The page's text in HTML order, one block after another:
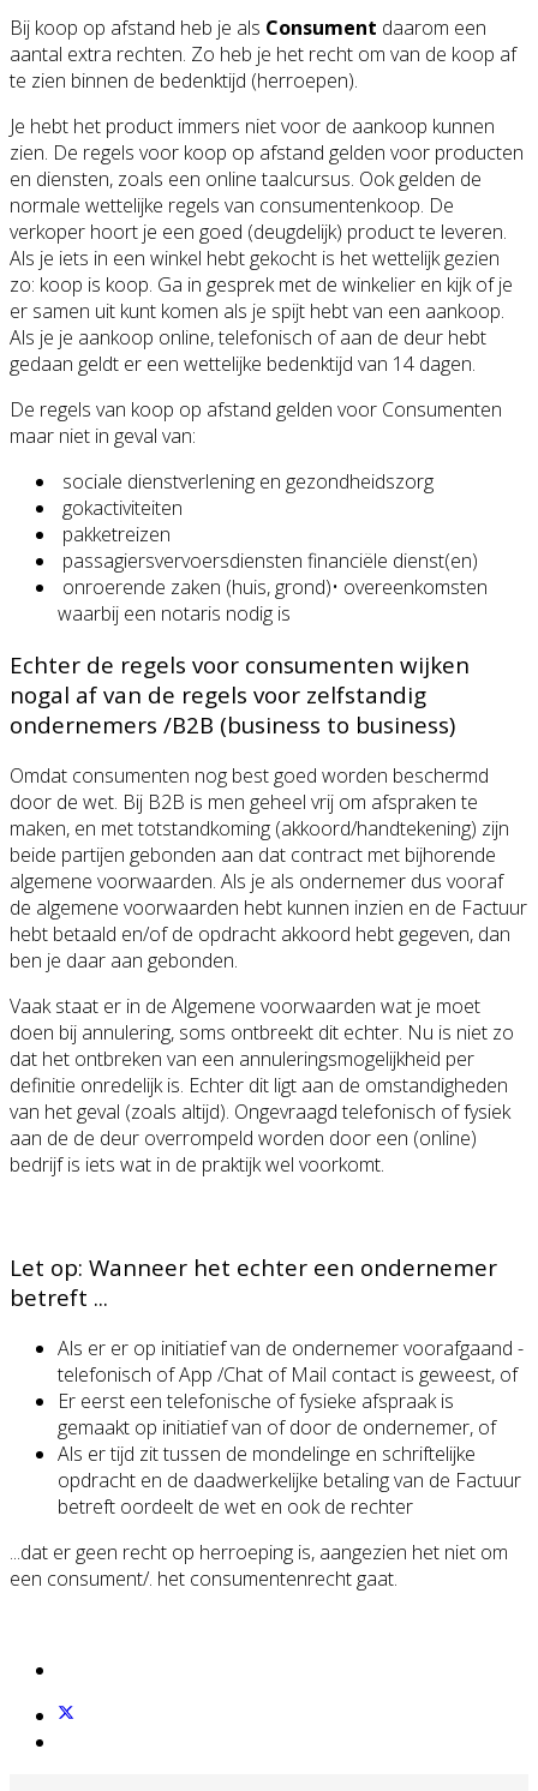
Bij koop op afstand heb je als Consument daarom een
aantal extra rechten. Zo heb je het recht om van de koop af
te zien binnen de bedenktijd (herroepen).
Je hebt het product immers niet voor de aankoop kunnen
zien. De regels voor koop op afstand gelden voor producten
en diensten, zoals een online taalcursus. Ook gelden de
normale wettelijke regels van consumentenkoop. De
verkoper hoort je een goed (deugdelijk) product te leveren.
Als je iets in een winkel hebt gekocht is het wettelijk gezien
zo: koop is koop. Ga in gesprek met de winkelier en kijk of je
er samen uit kunt komen als je spijt hebt van een aankoop.
Als je je aankoop online, telefonisch of aan de deur hebt
gedaan geldt er een wettelijke bedenktijd van 14 dagen.
De regels van koop op afstand gelden voor Consumenten
maar niet in geval van:
sociale dienstverlening en gezondheidszorg
gokactiviteiten
pakketreizen
passagiersvervoersdiensten financiële dienst(en)
onroerende zaken (huis, grond)• overeenkomsten
waarbij een notaris nodig is
Echter de regels voor consumenten wijken
nogal af van de regels voor zelfstandig
ondernemers /B2B (business to business)
Omdat consumenten nog best goed worden beschermd
door de wet. Bij B2B is men geheel vrij om afspraken te
maken, en met totstandkoming (akkoord/handtekening) zijn
beide partijen gebonden aan dat contract met bijhorende
algemene voorwaarden. Als je als ondernemer dus vooraf
de algemene voorwaarden hebt kunnen inzien en de Factuur
hebt betaald en/of de opdracht akkoord hebt gegeven, dan
ben je daar aan gebonden.
Vaak staat er in de Algemene voorwaarden wat je moet
doen bij annulering, soms ontbreekt dit echter. Nu is niet zo
dat het ontbreken van een annuleringsmogelijkheid per
definitie onredelijk is. Echter dit ligt aan de omstandigheden
van het geval (zoals altijd). Ongevraagd telefonisch of fysiek
aan de de deur overrompeld worden door een (online)
bedrijf is iets wat in de praktijk wel voorkomt.
Let op: Wanneer het echter een ondernemer
betreft ...
Als er er op initiatief van de ondernemer voorafgaand -
telefonisch of App /Chat of Mail contact is geweest, of
Er eerst een telefonische of fysieke afspraak is
gemaakt op initiatief van of door de ondernemer, of
Als er tijd zit tussen de mondelinge en schriftelijke
opdracht en de daadwerkelijke betaling van de Factuur
betreft oordeelt de wet en ook de rechter
...dat er geen recht op herroeping is, aangezien het niet om
een consument/. het consumentenrecht gaat.